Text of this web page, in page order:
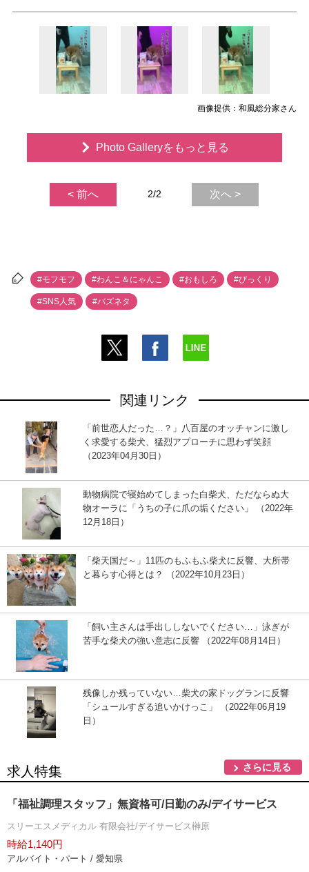
画像提供：和風総分家さん
Photo Galleryをもっと見る
< 前へ 2/2 次へ >
#モフモフ #わんこ＆にゃんこ #おもしろ #びっくり
#SNS人気 #バズネタ
関連リンク
「前世恋人だった…？」八百屋のオッチャンに激し
く求愛する柴犬、猛烈アプローチに思わず笑顔
（2023年04月30日）
動物病院で寝始めてしまった白柴犬、ただならぬ大
物オーラに「うちの子に爪の垢ください」 （2022年
12月18日）
「柴天国だ～」11匹のもふもふ柴犬に反響、大所帯
と暮らす心得とは？ （2022年10月23日）
「飼い主さんは手出ししないでください…」泳ぎが
苦手な柴犬の強い意志に反響 （2022年08月14日）
残像しか残っていない…柴犬の家ドッグランに反響
「シュールすぎる追いかけっこ」 （2022年06月19
日）
求人特集 さらに見る
「福祉調理スタッフ」無資格可/日勤のみ/デイサービス
スリーエスメディカル 有限会社/デイサービス榊原
時給1,140円
アルバイト・パート / 愛知県